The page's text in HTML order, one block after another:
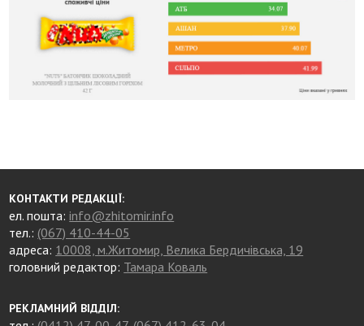
КОНТАКТИ РЕДАКЦІЇ:
ел. пошта:info@zhitomir.info
тел.: (067) 410-44-05
адреса: 10008, м.Житомир, Велика Бердичівська, 19
головний редактор: Тамара Коваль
РЕКЛАМНИЙ ВІДДІЛ: